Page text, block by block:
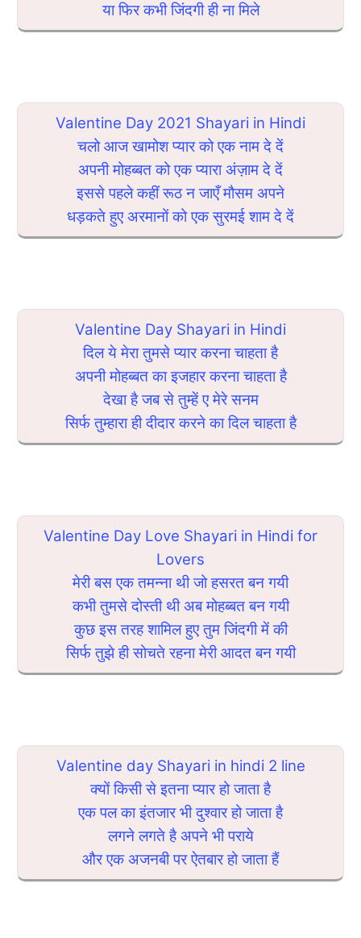
या फिर कभी जिंदगी ही ना मिले
Valentine Day 2021 Shayari in Hindi
चलो आज खामोश प्यार को एक नाम दे दें
अपनी मोहब्बत को एक प्यारा अंज़ाम दे दें
इससे पहले कहीं रूठ न जाएँ मौसम अपने
धड़कते हुए अरमानों को एक सुरमई शाम दे दें
Valentine Day Shayari in Hindi
दिल ये मेरा तुमसे प्यार करना चाहता है
अपनी मोहब्बत का इजहार करना चाहता है
देखा है जब से तुम्हें ए मेरे सनम
सिर्फ तुम्हारा ही दीदार करने का दिल चाहता है
Valentine Day Love Shayari in Hindi for
Lovers
मेरी बस एक तमन्ना थी जो हसरत बन गयी
कभी तुमसे दोस्ती थी अब मोहब्बत बन गयी
कुछ इस तरह शामिल हुए तुम जिंदगी में की
सिर्फ तुझे ही सोचते रहना मेरी आदत बन गयी
Valentine day Shayari in hindi 2 line
क्यों किसी से इतना प्यार हो जाता है
एक पल का इंतजार भी दुश्वार हो जाता है
लगने लगते है अपने भी पराये
और एक अजनबी पर ऐतबार हो जाता हैं